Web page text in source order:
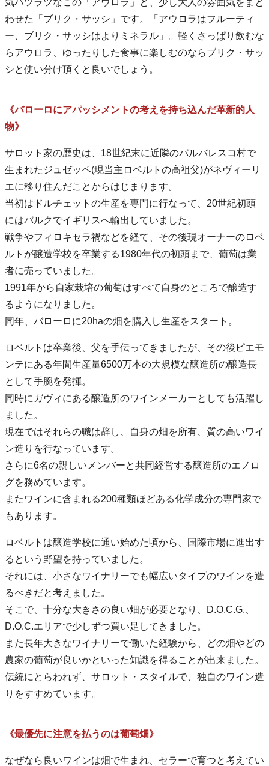
わせた「ブリク・サッシ」です。「アウロラはフルーティ
ー、ブリク・サッシはよりミネラル」。軽くさっぱり飲むな
らアウロラ、ゆったりした食事に楽しむのならブリク・サッ
シと使い分け頂くと良いでしょう。
《バローロにアパッシメントの考えを持ち込んだ革新的人
物》
サロット家の歴史は、18世紀末に近隣のバルバレスコ村で
生まれたジュゼッペ(現当主ロベルトの高祖父)がネヴィーリ
エに移り住んだことからはじまります。
当初はドルチェットの生産を専門に行なって、20世紀初頭
にはバルクでイギリスへ輸出していました。
戦争やフィロキセラ禍などを経て、その後現オーナーのロベ
ルトが醸造学校を卒業する1980年代の初頭まで、葡萄は業
者に売っていました。
1991年から自家栽培の葡萄はすべて自身のところで醸造す
るようになりました。
同年、バローロに20haの畑を購入し生産をスタート。
ロベルトは卒業後、父を手伝ってきましたが、その後ピエモ
ンテにある年間生産量6500万本の大規模な醸造所の醸造長
として手腕を発揮。
同時にガヴィにある醸造所のワインメーカーとしても活躍し
ました。
現在ではそれらの職は辞し、自身の畑を所有、質の高いワイ
ン造りを行なっています。
さらに6名の親しいメンバーと共同経営する醸造所のエノロ
グを務めています。
またワインに含まれる200種類ほどある化学成分の専門家で
もあります。
ロベルトは醸造学校に通い始めた頃から、国際市場に進出す
るという野望を持っていました。
それには、小さなワイナリーでも幅広いタイプのワインを造
るべきだと考えました。
そこで、十分な大きさの良い畑が必要となり、D.O.C.G.、
D.O.C.エリアで少しずつ買い足してきました。
また長年大きなワイナリーで働いた経験から、どの畑やどの
農家の葡萄が良いかといった知識を得ることが出来ました。
伝統にとらわれず、サロット・スタイルで、独自のワイン造
りをすすめています。
《最優先に注意を払うのは葡萄畑》
なぜなら良いワインは畑で生まれ、セラーで育つと考えてい